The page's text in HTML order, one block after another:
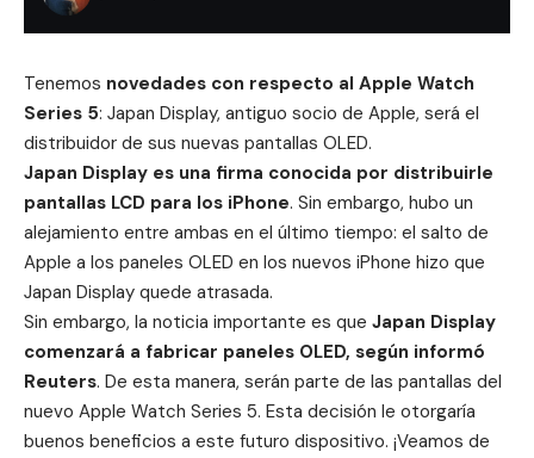
Tenemos novedades con respecto al Apple Watch
Series 5: Japan Display, antiguo socio de Apple, será el
distribuidor de sus nuevas pantallas OLED.
Japan Display es una firma conocida por distribuirle
pantallas LCD para los iPhone. Sin embargo, hubo un
alejamiento entre ambas en el último tiempo: el salto de
Apple a los paneles OLED en los nuevos iPhone hizo que
Japan Display quede atrasada.
Sin embargo, la noticia importante es que Japan Display
comenzará a fabricar paneles OLED, según informó
Reuters. De esta manera, serán parte de las pantallas del
nuevo Apple Watch Series 5. Esta decisión le otorgaría
buenos beneficios a este futuro dispositivo. ¡Veamos de